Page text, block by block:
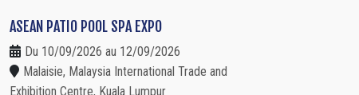
ASEAN PATIO POOL SPA EXPO
Du 10/09/2026 au 12/09/2026
Malaisie, Malaysia International Trade and
Exhibition Centre, Kuala Lumpur